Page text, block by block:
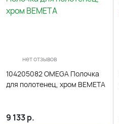
нет отзывов
104205082 OMEGA Полочка
для полотенец, хром BEMETA
9 133р.